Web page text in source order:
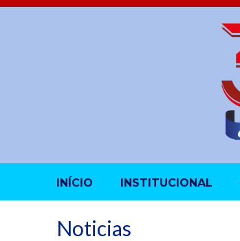
INÍCIO INSTITUCIONAL
Noticias